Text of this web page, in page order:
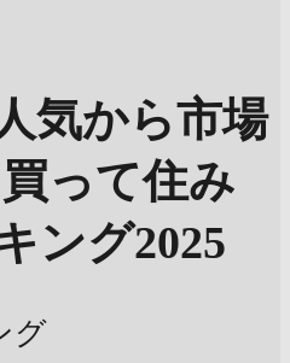
気から市場
買って住み
ング2025
グ